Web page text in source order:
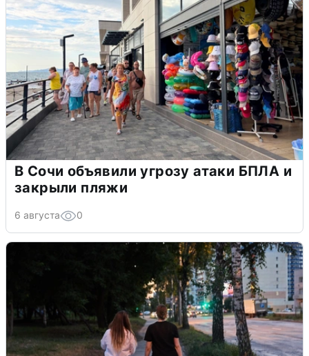
В Сочи объявили угрозу атаки БПЛА и
закрыли пляжи
6 августа 0